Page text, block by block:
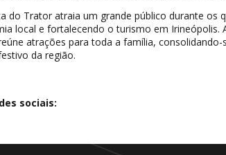
do Trator atraia um grande público durante os
local e fortalecendo o turismo em Irineópolis.
atrações para toda a família,
da região.
sociais: